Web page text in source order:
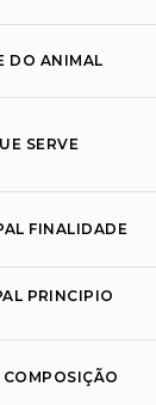
DO ANIMAL
SERVE
FINALIDADE
PRINCIPIO